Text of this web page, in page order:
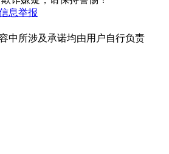
息举报
中所涉及承诺均由用户自行负责